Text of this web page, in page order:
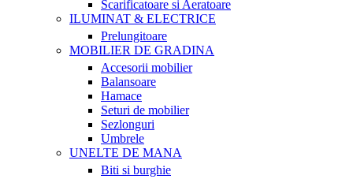
Scarificatoare si Aeratoare
ILUMINAT & ELECTRICE
Prelungitoare
MOBILIER DE GRADINA
Accesorii mobilier
Balansoare
Hamace
Seturi de mobilier
Sezlonguri
Umbrele
UNELTE DE MANA
Biti si burghie